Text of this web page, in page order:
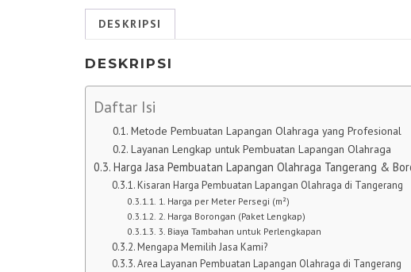
DESKRIPSI
DESKRIPSI
Daftar Isi
Metode Pembuatan Lapangan Olahraga yang Profesional
Layanan Lengkap untuk Pembuatan Lapangan Olahraga
Harga Jasa Pembuatan Lapangan Olahraga Tangerang &
Kisaran Harga Pembuatan Lapangan Olahraga di Tangerang
1. Harga per Meter Persegi (m²)
2. Harga Borongan (Paket Lengkap)
3. Biaya Tambahan untuk Perlengkapan
Mengapa Memilih Jasa Kami?
Area Layanan Pembuatan Lapangan Olahraga di Tangerang